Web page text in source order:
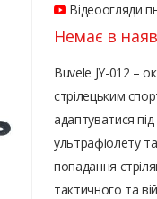
Відеоогляди
Немає в
Buvele JY-012 –
стрілецьким
адаптуватися
ультрафіолету
попадання
тактичного та